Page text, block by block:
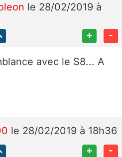
le 28/02/2019 à
+ -
avec le S8... A
le 28/02/2019 à 18h36
+ -